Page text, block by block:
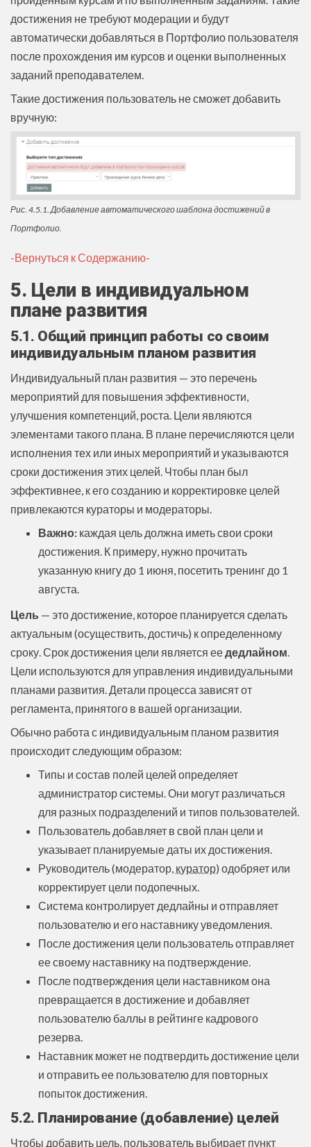
достижения не требуют модерации и будут
автоматически добавляться в Портфолио пользователя
после прохождения им курсов и оценки выполненных
заданий преподавателем.
Такие достижения пользователь не сможет добавить
вручную:
Рис. 4.5.1. Добавление автоматического шаблона достижений в
Портфолио.
-Вернуться к Содержанию-
5. Цели в индивидуальном
плане развития
5.1. Общий принцип работы со своим
индивидуальным планом развития
Индивидуальный план развития — это перечень
мероприятий для повышения эффективности,
улучшения компетенций, роста. Цели являются
элементами такого плана. В плане перечисляются цели
исполнения тех или иных мероприятий и указываются
сроки достижения этих целей. Чтобы план был
эффективнее, к его созданию и корректировке целей
привлекаются кураторы и модераторы.
Важно: каждая цель должна иметь свои сроки
достижения. К примеру, нужно прочитать
указанную книгу до 1 июня, посетить тренинг до 1
августа.
Цель — это достижение, которое планируется сделать
актуальным (осуществить, достичь) к определенному
сроку. Срок достижения цели является еедедлайном.
Цели используются для управления индивидуальными
планами развития. Детали процесса зависят от
регламента, принятого в вашей организации.
Обычно работа с индивидуальным планом развития
происходит следующим образом:
Типы и состав полей целей определяет
администратор системы. Они могут различаться
для разных подразделений и типов пользователей.
Пользователь добавляет в свой план цели и
указывает планируемые даты их достижения.
Руководитель (модератор, куратор) одобряет или
корректирует цели подопечных.
Система контролирует дедлайны и отправляет
пользователю и его наставнику уведомления.
После достижения цели пользователь отправляет
ее своему наставнику на подтверждение.
После подтверждения цели наставником она
превращается в достижение и добавляет
пользователю баллы в рейтинге кадрового
резерва.
Наставник может не подтвердить достижение цели
и отправить ее пользователю для повторных
попыток достижения.
5.2. Планирование (добавление) целей
Чтобы добавить цель, пользователь выбирает пункт